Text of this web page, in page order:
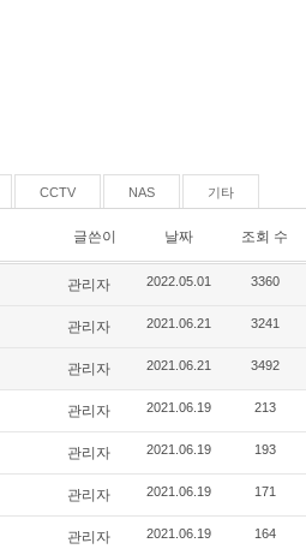
CCTV NAS 기타
글쓴이 날짜 조회 수
관리자 2022.05.01 3360
관리자 2021.06.21 3241
관리자 2021.06.21 3492
관리자 2021.06.19 213
관리자 2021.06.19 193
관리자 2021.06.19 171
관리자 2021.06.19 164